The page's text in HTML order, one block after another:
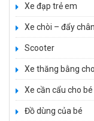
Xe đạp trẻ em
Xe chòi – đẩy chân
Scooter
Xe thăng bằng
Xe cần cẩu cho bé
Đồ dùng của bé